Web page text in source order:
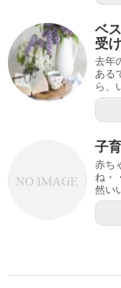
ベ
受
去年
ある
ら、
子
赤ち
ね・
然い